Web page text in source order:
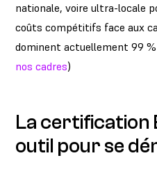
nationale, voire ultra-locale
coûts compétitifs face aux
dominent actuellement 99
nos cadres)
La certification
outil pour se